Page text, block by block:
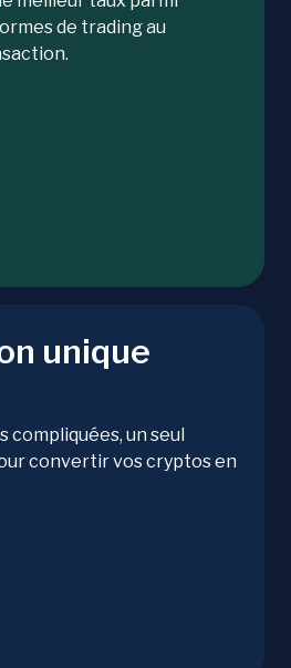
de trading au
unique
compliquées, un seul
convertir vos cryptos en